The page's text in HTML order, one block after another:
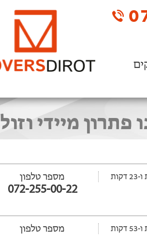
מיידי וזול
מספר טלפון
072-255-00-22
מספר טלפון